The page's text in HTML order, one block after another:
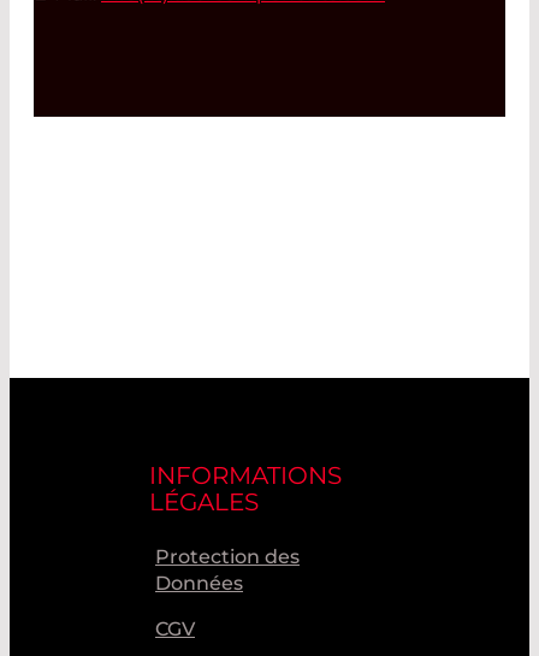
INFORMATIONS
LÉGALES
Protection des
Données
CGV